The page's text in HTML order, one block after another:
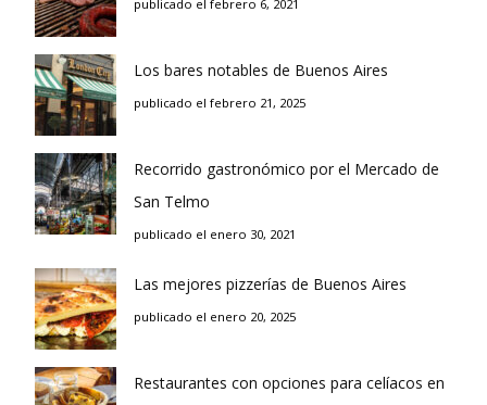
publicado el febrero 6, 2021
Los bares notables de Buenos Aires
publicado el febrero 21, 2025
Recorrido gastronómico por el Mercado de
San Telmo
publicado el enero 30, 2021
Las mejores pizzerías de Buenos Aires
publicado el enero 20, 2025
Restaurantes con opciones para celíacos en